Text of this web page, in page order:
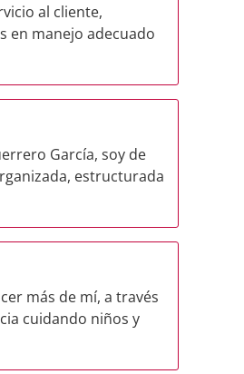
al cliente,
en manejo adecuado
García, soy de
estructurada
más de mí, a través
cuidando niños y